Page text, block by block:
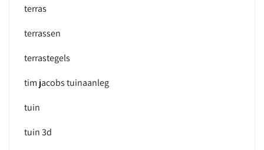
terras
terrassen
terrastegels
tim jacobs tuinaanleg
tuin
tuin 3d